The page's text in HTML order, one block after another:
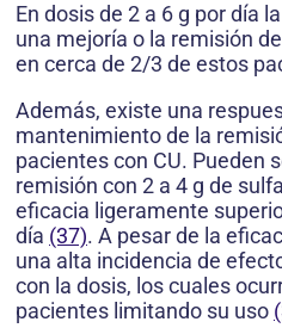
En dosis de 2 a 6 g por día
una mejoría o la remisión
en cerca de 2/3 de estos
Además, existe una
mantenimiento de la
pacientes con CU. Pueden
remisión con 2 a 4 g de
eficacia ligeramente
día (37). A pesar de la
una alta incidencia de
con la dosis, los cuales
pacientes limitando su uso